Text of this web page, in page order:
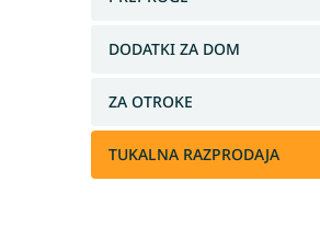
DODATKI ZA DOM
ZA OTROKE
TUKALNA RAZPRODAJA